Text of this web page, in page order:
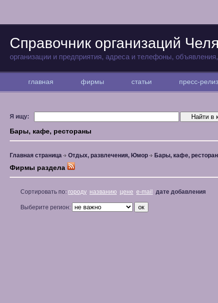
Справочник организаций
организации и предприятия, адреса и телефоны,
главная фирмы статьи пресс-
Я ищу:
Бары, кафе, рестораны
Главная страница Отдых, развлечения, Юмор Бары, кафе,
Фирмы раздела
Сортировать по: городу названию цене e-mail дате добавления
Выберите регион: